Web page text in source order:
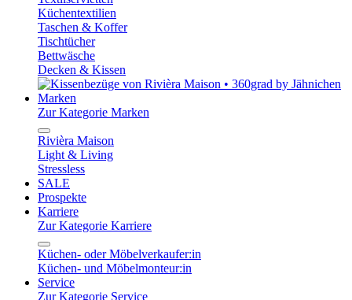
Küchentextilien
Taschen & Koffer
Tischtücher
Bettwäsche
Decken & Kissen
Marken
Zur Kategorie Marken
Rivièra Maison
Light & Living
Stressless
SALE
Prospekte
Karriere
Zur Kategorie Karriere
Küchen- oder Möbelverkaufer:in
Küchen- und Möbelmonteur:in
Service
Zur Kategorie Service